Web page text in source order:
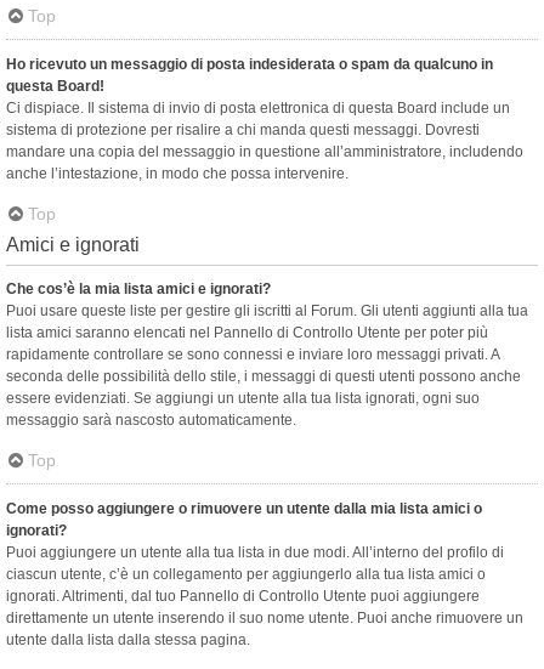
Top
Ho ricevuto un messaggio di posta indesiderata o spam da qualcuno in
questa Board!
Ci dispiace. Il sistema di invio di posta elettronica di questa Board include un
sistema di protezione per risalire a chi manda questi messaggi. Dovresti
mandare una copia del messaggio in questione all’amministratore, includendo
anche l’intestazione, in modo che possa intervenire.
Top
Amici e ignorati
Che cos’è la mia lista amici e ignorati?
Puoi usare queste liste per gestire gli iscritti al Forum. Gli utenti aggiunti alla tua
lista amici saranno elencati nel Pannello di Controllo Utente per poter più
rapidamente controllare se sono connessi e inviare loro messaggi privati. A
seconda delle possibilità dello stile, i messaggi di questi utenti possono anche
essere evidenziati. Se aggiungi un utente alla tua lista ignorati, ogni suo
messaggio sarà nascosto automaticamente.
Top
Come posso aggiungere o rimuovere un utente dalla mia lista amici o
ignorati?
Puoi aggiungere un utente alla tua lista in due modi. All’interno del profilo di
ciascun utente, c’è un collegamento per aggiungerlo alla tua lista amici o
ignorati. Altrimenti, dal tuo Pannello di Controllo Utente puoi aggiungere
direttamente un utente inserendo il suo nome utente. Puoi anche rimuovere un
utente dalla lista dalla stessa pagina.